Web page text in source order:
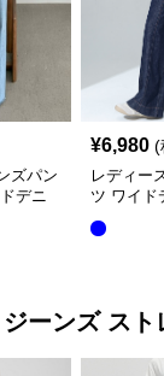
ズパン
デニ
¥6,980 (
レディー
ツ ワイド
ーンズ スト